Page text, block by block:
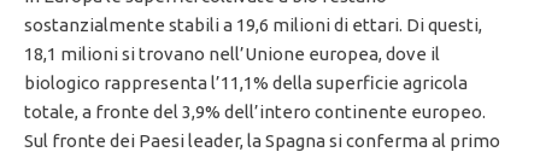
sostanzialmente stabili a 19,6 milioni di ettari. Di questi,
18,1 milioni si trovano nell’Unione europea, dove il
biologico rappresenta l’11,1% della superficie agricola
totale, a fronte del 3,9% dell’intero continente europeo.
Sul fronte dei Paesi leader, la Spagna si conferma al primo